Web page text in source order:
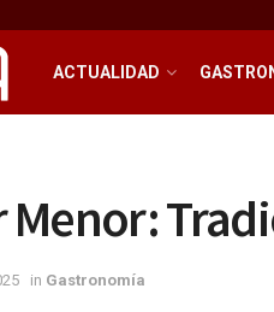
ACTUALIDAD
Menor:
in Gastronomía